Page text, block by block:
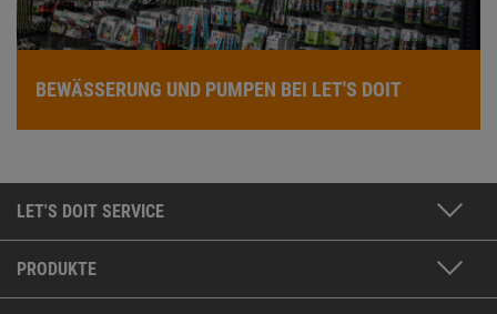
BEWÄSSERUNG UND PUMPEN BEI LET'S DOIT
LET'S DOIT SERVICE
PRODUKTE